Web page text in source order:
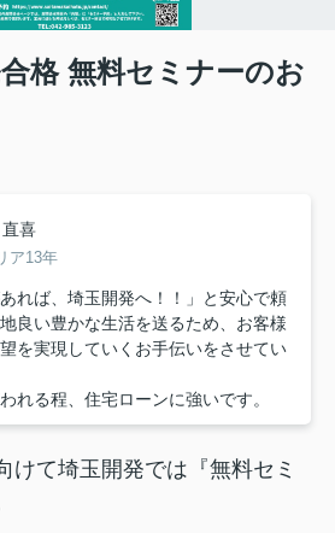
格 無料セミナーのお
喜
ア13年
れば、埼玉開発へ！！」と安心で頼
良い豊かな生活を送るため、お客様
を実現していくお手伝いをさせてい
れる程、住宅ローンに強いです。
けて埼玉開発では『無料セミ